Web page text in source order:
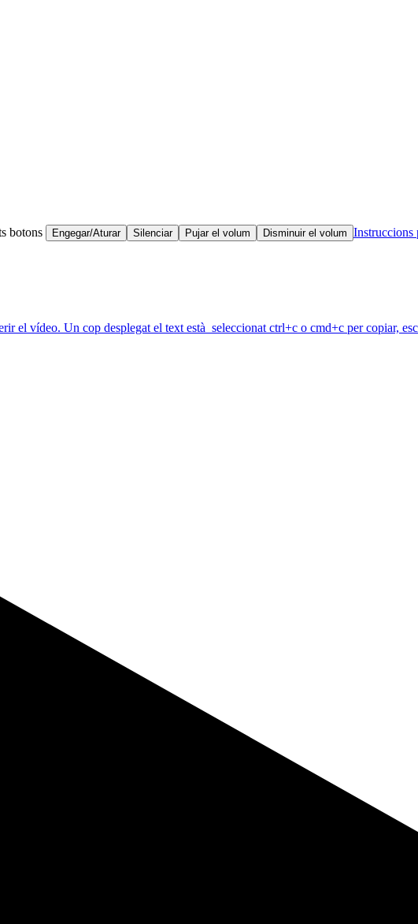
botons Engegar/Aturar Silenciar Pujar el volum Disminuir el volum Instruccions
el vídeo. Un cop desplegat el text està seleccionat ctrl+c o cmd+c per copiar,